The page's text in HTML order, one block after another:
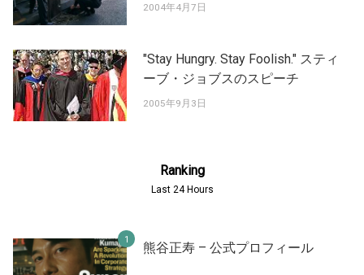
2004年4月7日
"Stay Hungry. Stay Foolish." スティ
ーブ・ジョブスのスピーチ
2005年9月3日
Ranking
Last 24 Hours
熊谷正寿 – 公式プロフィール